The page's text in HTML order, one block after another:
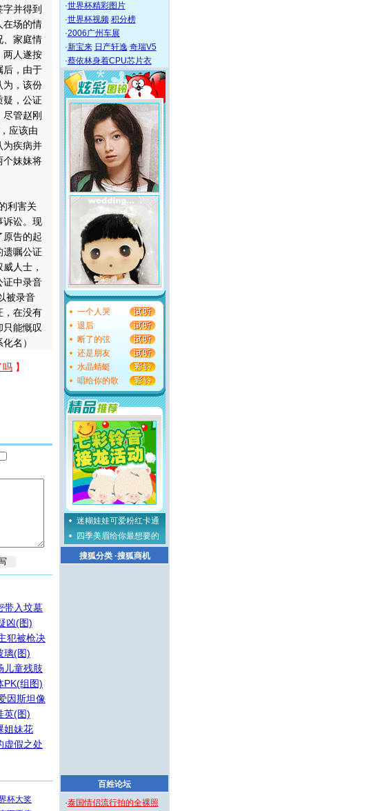
并得到
在场的情
、家庭情
两人遂按
后，由于
为，该份
疑，公证
管赵刚
应该由
为疾病并
个妹妹将
利害关
诉讼。现
原告的起
遗嘱公证
人士，
证中录音
被录音
，在没有
只能慨叹
名）
带入坟墓
凶(图)
犯被枪决
璃(图)
儿童残肢
PK(组图)
因斯坦像
英(图)
姐妹花
虚假之处
·世界杯精彩图片
·世界杯视频 积分榜
·2006广州车展
·新宝来 日产轩逸 奇瑞V5
·蔡依林身着CPU芯片衣
一个人哭
退后
断了的弦
还是朋友
水晶蜻蜓
唱给你的歌
迷糊娃娃可爱粉红卡通
四季美眉给你最想要的
搜狐分类·搜狐商机
百姓论坛
·泰国情侣流行拍的全裸照